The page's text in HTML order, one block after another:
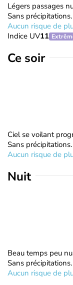
Légers passages
Sans précipitations.
Aucun risque de
Indice UV11
Ce soir
Ciel se voilant
Sans précipitations.
Aucun risque de
Nuit
Beau temps peu
Sans précipitations.
Aucun risque de